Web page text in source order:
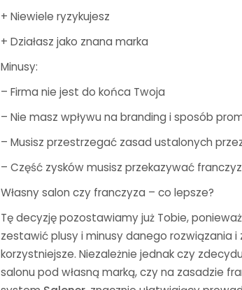
+ Niewiele ryzykujesz
+ Działasz jako znana marka
Minusy:
– Firma nie jest do końca Twoja
– Nie masz wpływu na branding i sposób
– Musisz przestrzegać zasad ustalonych
– Część zysków musisz przekazywać
Własny salon czy franczyza – co lepsze?
Tę decyzję pozostawiamy już Tobie,
zestawić plusy i minusy danego rozwiązania
korzystniejsze. Niezależnie jednak czy
salonu pod własną marką, czy na zasadzie